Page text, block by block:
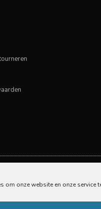
om onze website en onze service